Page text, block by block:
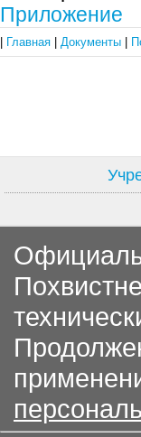
Приложение
Главная Документы